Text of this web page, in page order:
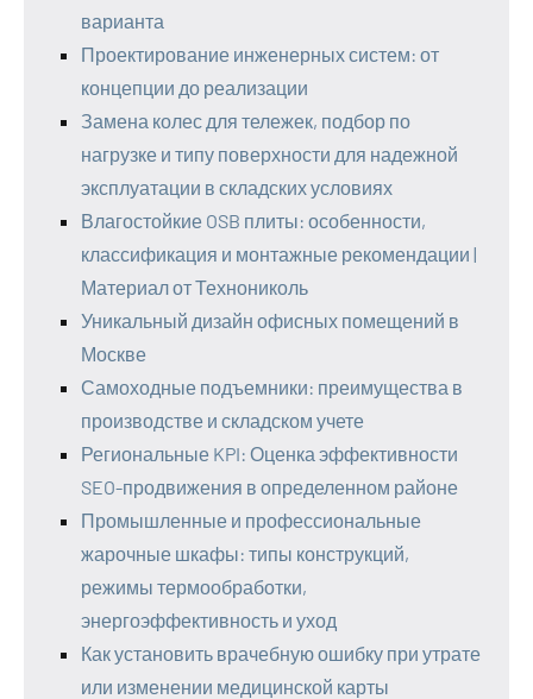
варианта
Проектирование инженерных систем: от
концепции до реализации
Замена колес для тележек, подбор по
нагрузке и типу поверхности для надежной
эксплуатации в складских условиях
Влагостойкие OSB плиты: особенности,
классификация и монтажные рекомендации |
Материал от Технониколь
Уникальный дизайн офисных помещений в
Москве
Самоходные подъемники: преимущества в
производстве и складском учете
Региональные KPI: Оценка эффективности
SEO-продвижения в определенном районе
Промышленные и профессиональные
жарочные шкафы: типы конструкций,
режимы термообработки,
энергоэффективность и уход
Как установить врачебную ошибку при утрате
или изменении медицинской карты